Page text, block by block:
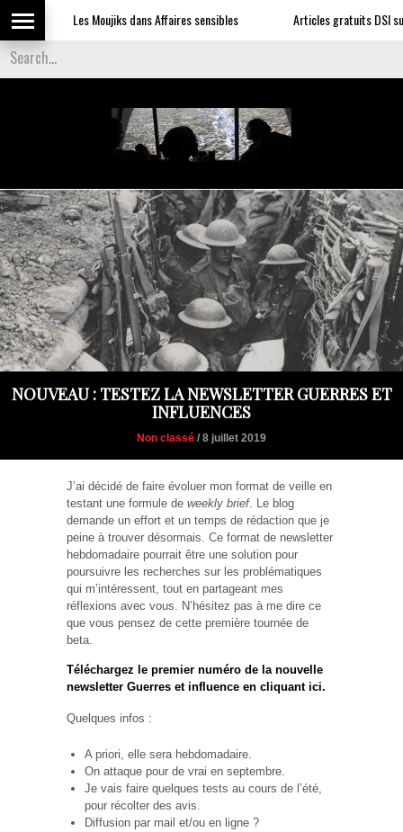
Les Moujiks dans Affaires sensibles Articles gratuits DSI sur
NOUVEAU : TESTEZ LA NEWSLETTER GUERRES ET
INFLUENCES
Non classé / 8 juillet 2019
J’ai décidé de faire évoluer mon format de veille en
testant une formule de weekly brief. Le blog
demande un effort et un temps de rédaction que je
peine à trouver désormais. Ce format de newsletter
hebdomadaire pourrait être une solution pour
poursuivre les recherches sur les problématiques
qui m’intéressent, tout en partageant mes
réflexions avec vous. N’hésitez pas à me dire ce
que vous pensez de cette première tournée de
beta.
Téléchargez le premier numéro de la nouvelle
newsletter Guerres et influence en cliquant ici.
Quelques infos :
A priori, elle sera hebdomadaire.
On attaque pour de vrai en septembre.
Je vais faire quelques tests au cours de l’été,
pour récolter des avis.
Diffusion par mail et/ou en ligne ?